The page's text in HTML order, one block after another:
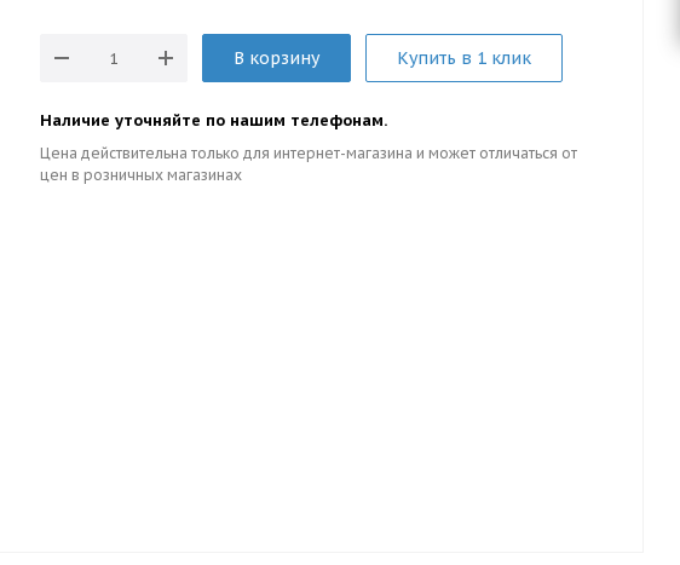
В корзину Купить в 1 клик
Наличие уточняйте по нашим телефонам.
Цена действительна только для интернет-магазина и может отличаться от
цен в розничных магазинах